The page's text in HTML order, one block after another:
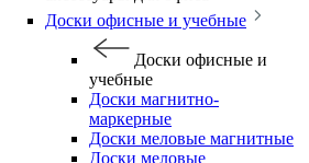
Доски офисные и учебные
Доски офисные и
учебные
Доски магнитно-
маркерные
Доски меловые магнитные
Доски меловые